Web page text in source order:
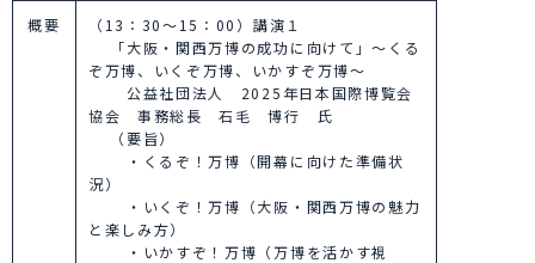
概要
（13：30～15：00）講演１
「大阪・関西万博の成功に向けて」～くる
ぞ万博、いくぞ万博、いかすぞ万博～
公益社団法人 2025年日本国際博覧会
協会 事務総長 石毛 博行 氏
（要旨）
・くるぞ！万博（開幕に向けた準備状
況）
・いくぞ！万博（大阪・関西万博の魅力
と楽しみ方）
・いかすぞ！万博（万博を活かす視